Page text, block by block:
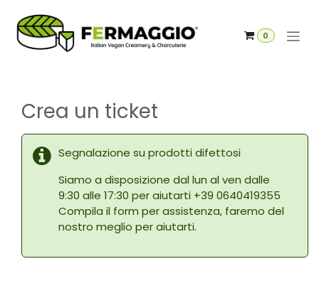
0
Crea un ticket
Segnalazione su prodotti difettosi
Siamo a disposizione dal lun al ven dalle
9:30 alle 17:30 per aiutarti +39 0640419355
Compila il form per assistenza, faremo del
nostro meglio per aiutarti.